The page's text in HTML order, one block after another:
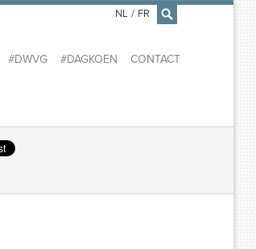
×
#DWVG #DAGKOEN CONTACT
NL / FR